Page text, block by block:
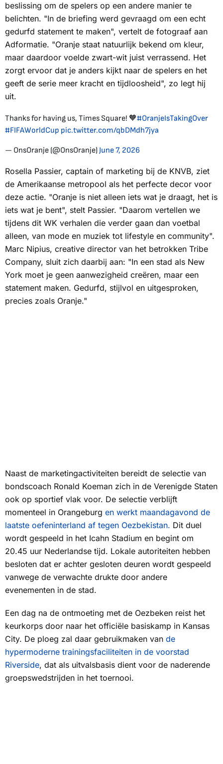
beslissing om de spelers op een andere manier te
belichten. "In de briefing werd gevraagd om een echt
gedurfd statement te maken", vertelt de fotograaf aan
Adformatie. "Oranje staat natuurlijk bekend om kleur,
maar daardoor voelde zwart-wit juist verrassend. Het
zorgt ervoor dat je anders kijkt naar de spelers en het
geeft de serie meer kracht en tijdloosheid", zo legt hij
uit.
Thanks for having us, Times Square! 🧡#OranjeIsTakingOver
#FIFAWorldCup pic.twitter.com/qbDMdh7jya
— OnsOranje (@OnsOranje)June 7, 2026
Rosella Passier, captain of marketing bij de KNVB, ziet
de Amerikaanse metropool als het perfecte decor voor
deze actie. "Oranje is niet alleen iets wat je draagt, het is
iets wat je bent", stelt Passier. "Daarom vertellen we
tijdens dit WK verhalen die verder gaan dan voetbal
alleen, van mode en muziek tot lifestyle en community".
Marc Nipius, creative director van het betrokken Tribe
Company, sluit zich daarbij aan: "In een stad als New
York moet je geen aanwezigheid creëren, maar een
statement maken. Gedurfd, stijlvol en uitgesproken,
precies zoals Oranje."
Naast de marketingactiviteiten bereidt de selectie van
bondscoach Ronald Koeman zich in de Verenigde Staten
ook op sportief vlak voor. De selectie verblijft
momenteel in Orangeburg en werkt maandagavond de
laatste oefeninterland af tegen Oezbekistan. Dit duel
wordt gespeeld in het Icahn Stadium en begint om
20.45 uur Nederlandse tijd. Lokale autoriteiten hebben
besloten dat er achter gesloten deuren wordt gespeeld
vanwege de verwachte drukte door andere
evenementen in de stad.
Een dag na de ontmoeting met de Oezbeken reist het
keurkorps door naar het officiële basiskamp in Kansas
City. De ploeg zal daar gebruikmaken van de
hypermoderne trainingsfaciliteiten in de voorstad
Riverside, dat als uitvalsbasis dient voor de naderende
groepswedstrijden in het toernooi.